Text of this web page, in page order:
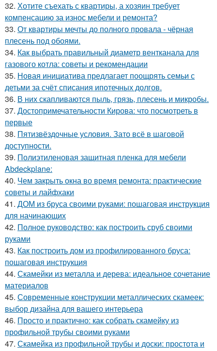
32. Хотите съехать с квартиры, а хозяин требует
компенсацию за износ мебели и ремонта?
33. От квартиры мечты до полного провала - чёрная
плесень под обоями.
34. Как выбрать правильный диаметр вентканала для
газового котла: советы и рекомендации
35. Новая инициатива предлагает поощрять семьи с
детьми за счёт списания ипотечных долгов.
36. В них скапливаются пыль, грязь, плесень и микробы.
37. Достопримечательности Кирова: что посмотреть в
первые
38. Пятизвёздочные условия. Зато всё в шаговой
доступности.
39. Полиэтиленовая защитная пленка для мебели
Abdeckplane:
40. Чем закрыть окна во время ремонта: практические
советы и лайфхаки
41. ДОМ из бруса своими руками: пошаговая инструкция
для начинающих
42. Полное руководство: как построить сруб своими
руками
43. Как построить дом из профилированного бруса:
пошаговая инструкция
44. Скамейки из металла и дерева: идеальное сочетание
материалов
45. Современные конструкции металлических скамеек:
выбор дизайна для вашего интерьера
46. Просто и практично: как собрать скамейку из
профильной трубы своими руками
47. Скамейка из профильной трубы и доски: простота и